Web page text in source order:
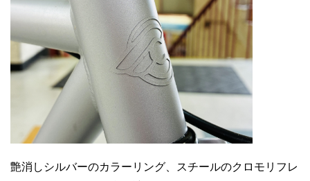
艶消しシルバーのカラーリング、スチールのクロモリフレ